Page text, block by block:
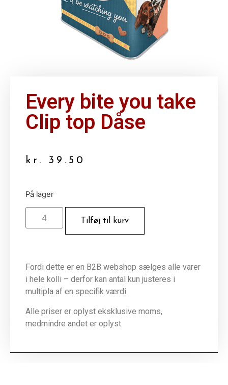
Every bite you take
Clip top Dåse
kr. 39.50
På lager
Tilføj til kurv
Fordi dette er en B2B webshop sælges alle varer
i hele kolli – derfor kan antal kun justeres i
multipla af en specifik værdi.
Alle priser er oplyst eksklusive moms,
medmindre andet er oplyst.